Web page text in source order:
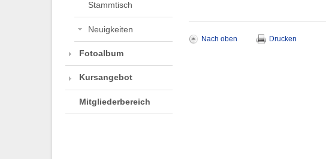
Stammtisch
Neuigkeiten
Fotoalbum
Kursangebot
Mitgliederbereich
Nach oben Drucken